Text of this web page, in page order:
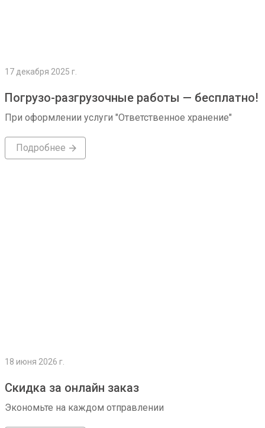
17 декабря 2025 г.
Погрузо-разгрузочные работы — бесплатно!
При оформлении услуги "Ответственное хранение"
Подробнее
18 июня 2026 г.
Скидка за онлайн заказ
Экономьте на каждом отправлении